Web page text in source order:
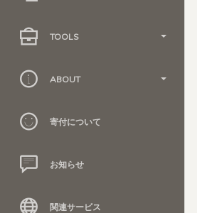
TOOLS
ABOUT
寄付について
お知らせ
関連サービス